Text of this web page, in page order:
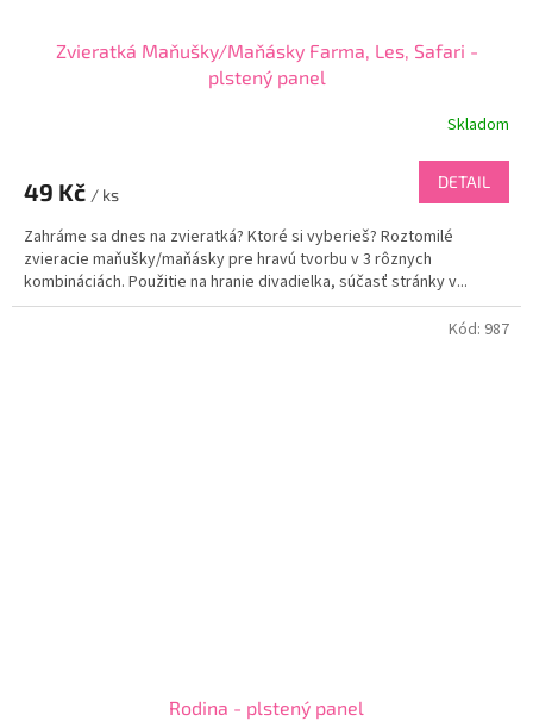
Zvieratká Maňušky/Maňásky Farma, Les, Safari -
plstený panel
Skladom
49 Kč / ks
DETAIL
Zahráme sa dnes na zvieratká? Ktoré si vyberieš? Roztomilé
zvieracie maňušky/maňásky pre hravú tvorbu v 3 rôznych
kombináciách. Použitie na hranie divadielka, súčasť stránky v...
Rodina - plstený panel
Kód: 987